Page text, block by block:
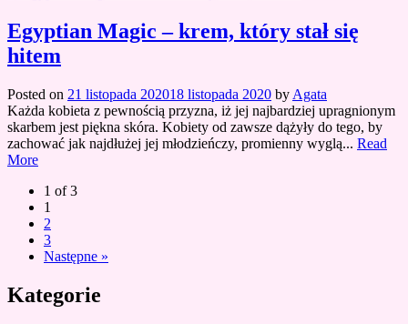
Egyptian Magic – krem, który stał się
hitem
Posted on 21 listopada 202018 listopada 2020 by Agata
Każda kobieta z pewnością przyzna, iż jej najbardziej upragnionym
skarbem jest piękna skóra. Kobiety od zawsze dążyły do tego, by
zachować jak najdłużej jej młodzieńczy, promienny wyglą... Read
More
1 of 3
1
2
3
Następne »
Kategorie